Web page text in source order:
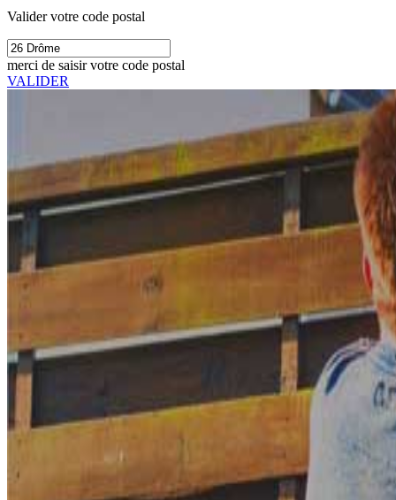
Valider votre code postal
merci de saisir votre code postal
VALIDER